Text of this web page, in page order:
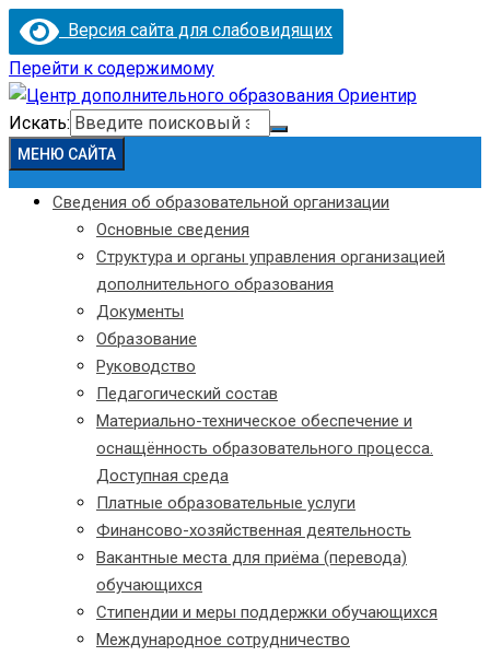
Версия сайта для слабовидящих
Перейти к содержимому
Искать:
МЕНЮ САЙТА
Сведения об образовательной организации
Основные сведения
Структура и органы управления организацией
дополнительного образования
Документы
Образование
Руководство
Педагогический состав
Материально-техническое обеспечение и
оснащённость образовательного процесса.
Доступная среда
Платные образовательные услуги
Финансово-хозяйственная деятельность
Вакантные места для приёма (перевода)
обучающихся
Стипендии и меры поддержки обучающихся
Международное сотрудничество